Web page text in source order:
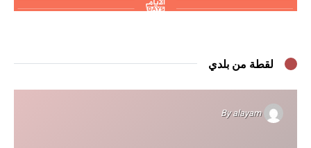
لقطة من بلدي
Byalayam